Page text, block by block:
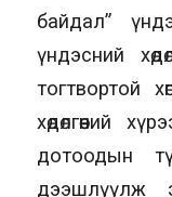
байдал”
үндэсний
тогтвортой
хөдөлгөөний
дотоодын
дээшлүүлж